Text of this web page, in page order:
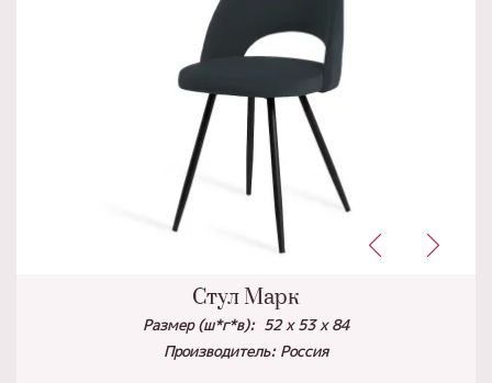
Стул Марк
Размер (ш*г*в): 52 х 53 х 84
Производитель: Россия